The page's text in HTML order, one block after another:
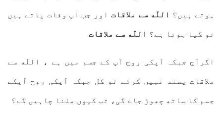
ہوتے ہیں؟ اللّه سے ملاقات اور جب اپ وفات پاتے ہیں
تو کیا ہوتا ہے؟ اللّه سے ملاقات
اگرآج جبکہ آپکی روح آپ کے جسم میں ہے ، اللّه سے
ملاقات پسند نہیں کرتے تو کل جبکہ آپکی روح آپکے
جسم کا ساتھ چھوڑ جاے گی، تب کیوں ملنا چاہیں گے؟